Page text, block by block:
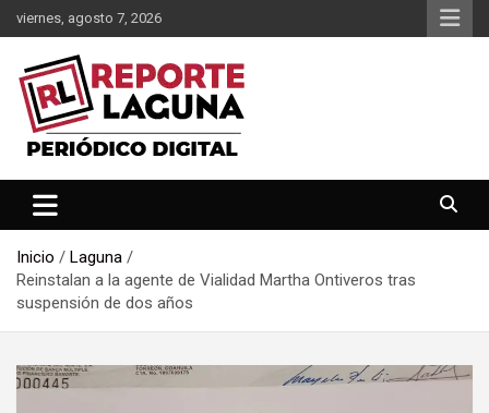
Saltar
al
contenido
viernes, agosto 7, 2026
Reporte Laguna
Inicio
Laguna
Reinstalan a la agente de Vialidad Martha Ontiveros tras
suspensión de dos años